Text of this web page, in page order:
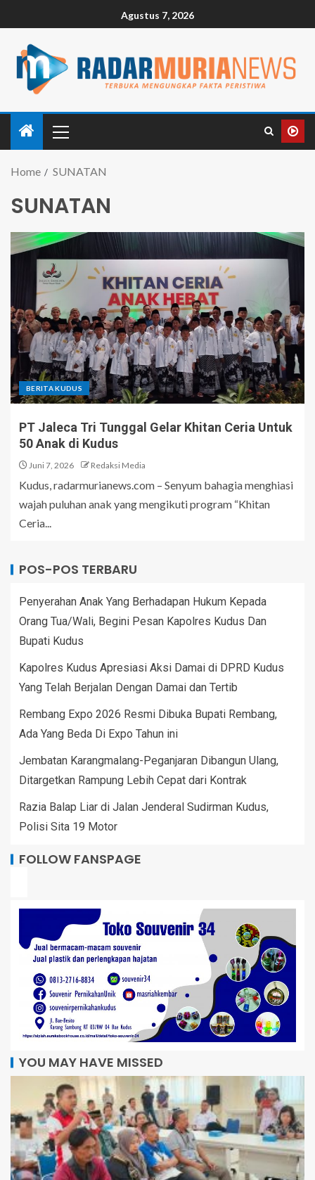
Agustus 7, 2026
Home SUNATAN
SUNATAN
BERITA KUDUS
PT Jaleca Tri Tunggal Gelar Khitan Ceria Untuk
50 Anak di Kudus
Juni 7, 2026 Redaksi Media
Kudus, radarmurianews.com – Senyum bahagia menghiasi
wajah puluhan anak yang mengikuti program “Khitan
Ceria...
POS-POS TERBARU
Penyerahan Anak Yang Berhadapan Hukum Kepada
Orang Tua/Wali, Begini Pesan Kapolres Kudus Dan
Bupati Kudus
Kapolres Kudus Apresiasi Aksi Damai di DPRD Kudus
Yang Telah Berjalan Dengan Damai dan Tertib
Rembang Expo 2026 Resmi Dibuka Bupati Rembang,
Ada Yang Beda Di Expo Tahun ini
Jembatan Karangmalang-Peganjaran Dibangun Ulang,
Ditargetkan Rampung Lebih Cepat dari Kontrak
Razia Balap Liar di Jalan Jenderal Sudirman Kudus,
Polisi Sita 19 Motor
FOLLOW FANSPAGE
YOU MAY HAVE MISSED